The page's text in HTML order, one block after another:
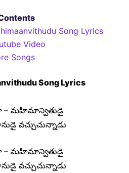
Song Lyrics
Video
Songs
Song Lyrics
– మహిమాన్వితుడై
వచ్చుచున్నాడు
– మహిమాన్వితుడై
వచ్చుచున్నాడు